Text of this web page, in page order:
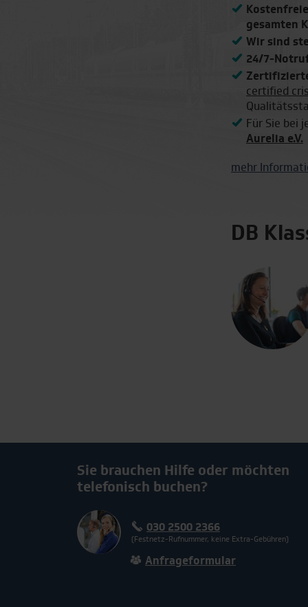
gesamten
Wir sind
24/7-
certified
Für Sie bei
Aurelia e.V.
mehr
DB
Über 400
Deutschen
400 Hotels
Städten
Sie brauchen Hilfe oder möchten
telefonisch buchen?
030 2500 2366
(Festnetz-Rufnummer, keine Extra-Gebühren)
Anfrageformular